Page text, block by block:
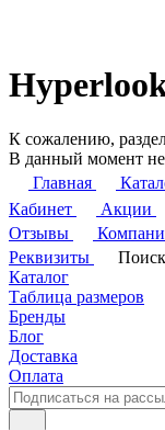
К сожалению,
В данный момент
Главная
Кабинет
Акции
Отзывы
Реквизиты
Поиск
Каталог
Таблица размеров
Бренды
Блог
Доставка
Оплата